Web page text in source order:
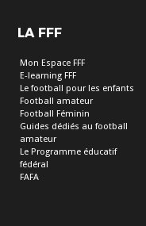
LA FFF
Mon Espace FFF
E-learning FFF
Le football pour les enfants
Football amateur
Football Féminin
Guides dédiés au football
amateur
Le Programme éducatif
fédéral
FAFA